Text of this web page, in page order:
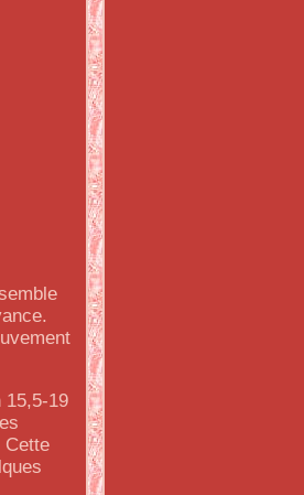
15,5-19
Cette